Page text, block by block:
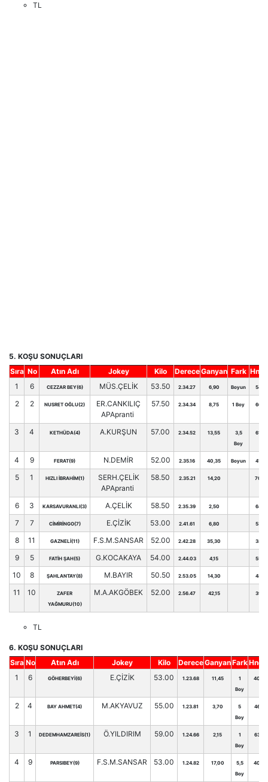
TL
5. KOŞU SONUÇLARI
Sıra No Atın Adı Jokey Kilo DereceGanyan Fark Hnd.
1
6 CEZZAR BEY(6) MÜS.ÇELİK 53.50 2.34.27 6,90 Boyun 54
2 2 NUSRET OĞLU(2)
ER.CANKILIÇ
APApranti
57.50 2.34.34 8,75 1 Boy 66
3 4 KETHÜDA(4) A.KURŞUN 57.00 2.34.52 13,55
3,5
Boy
61
4 9 FERAT(9) N.DEMİR 52.00 2.35.16 40,35 Boyun 41
5 1 HIZLI İBRAHİM(1)
SERH.ÇELİK
APApranti
58.50 2.35.21 14,20 70
6 3 KARSAVURANLI(3) A.ÇELİK 58.50 2.35.39 2,50 64
7 7 CİMİRİNGO(7) E.ÇİZİK 53.00 2.41.61 6,80 53
8 11 GAZNELİ(11) F.S.M.SANSAR 52.00 2.42.28 35,30 38
9 5 FATİH ŞAH(5) G.KOCAKAYA 54.00 2.44.03 4,15 55
10 8 ŞAHLANTAY(8) M.BAYIR 50.50 2.53.05 14,30 48
11 10
ZAFER
YAĞMURU(10)
M.A.AKGÖBEK 52.00 2.56.47 42,15 39
TL
6. KOŞU SONUÇLARI
Sıra No Atın Adı Jokey Kilo DereceGanyanFarkHnd.
1
6 GÖHERBEYİ(6) E.ÇİZİK 53.00 1.23.68 11,45
1
Boy
40
2 4 BAY AHMET(4) M.AKYAVUZ 55.00 1.23.81 3,70
5
Boy
46
3 1 DEDEMHAMZAREİS(1) Ö.YILDIRIM 59.00 1.24.66 2,15
1
Boy
63
4 9 PARSIBEY(9) F.S.M.SANSAR 53.00 1.24.82 17,00
5,5
Boy
40